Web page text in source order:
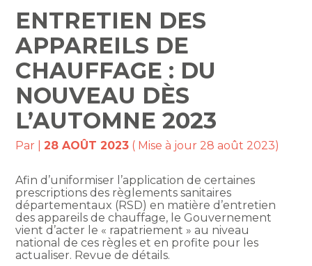
ENTRETIEN DES
APPAREILS DE
CHAUFFAGE : DU
NOUVEAU DÈS
L’AUTOMNE 2023
Par |28 AOÛT 2023 ( Mise à jour 28 août 2023)
Afin d’uniformiser l’application de certaines
prescriptions des règlements sanitaires
départementaux (RSD) en matière d’entretien
des appareils de chauffage, le Gouvernement
vient d’acter le « rapatriement » au niveau
national de ces règles et en profite pour les
actualiser. Revue de détails.